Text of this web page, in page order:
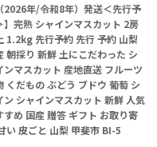
2026年/令和8年）発送＜先行予
】完熟 シャインマスカット 2房
1.2kg 先行予約 先行 予約 山梨
朝採り 新鮮 土にこだわった シ
ンマスカット 産地直送 フルーツ
くだもの ぶどう ブドウ 葡萄 シ
ン シャインマスカット 新鮮 人気
すめ 国産 贈答 ギフト お取り寄
い 皮ごと 山梨 甲斐市 BI-5